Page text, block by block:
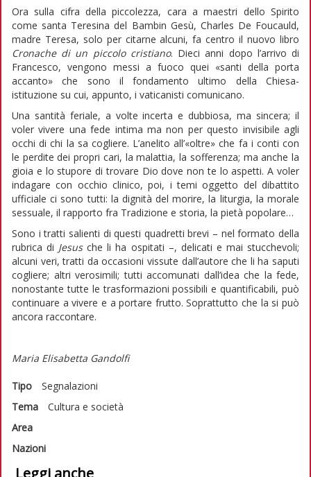
Ora sulla cifra della piccolezza, cara a maestri dello Spirito
come santa Teresina del Bambin Gesù, Charles De Foucauld,
madre Teresa, solo per citarne alcuni, fa centro il nuovo libro
Cronache di un piccolo cristiano. Dieci anni dopo l’arrivo di
Francesco, vengono messi a fuoco quei «santi della porta
accanto» che sono il fondamento ultimo della Chiesa-
istituzione su cui, appunto, i vaticanisti comunicano.
Una santità feriale, a volte incerta e dubbiosa, ma sincera; il
voler vivere una fede intima ma non per questo invisibile agli
occhi di chi la sa cogliere. L’anelito all’«oltre» che fa i conti con
le perdite dei propri cari, la malattia, la sofferenza; ma anche la
gioia e lo stupore di trovare Dio dove non te lo aspetti. A voler
indagare con occhio clinico, poi, i temi oggetto del dibattito
ufficiale ci sono tutti: la dignità del morire, la liturgia, la morale
sessuale, il rapporto fra Tradizione e storia, la pietà popolare…
Sono i tratti salienti di questi quadretti brevi – nel formato della
rubrica di Jesusche li ha ospitati –, delicati e mai stucchevoli;
alcuni veri, tratti da occasioni vissute dall’autore che li ha saputi
cogliere; altri verosimili; tutti accomunati dall’idea che la fede,
nonostante tutte le trasformazioni possibili e quantificabili, può
continuare a vivere e a portare frutto. Soprattutto che la si può
ancora raccontare.
Maria Elisabetta Gandolfi
Tipo
Segnalazioni
Tema
Cultura e società
Area
Nazioni